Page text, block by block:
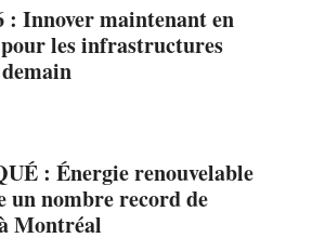
: Innover maintenant en
les infrastructures
: Énergie renouvelable
un nombre record de
Montréal